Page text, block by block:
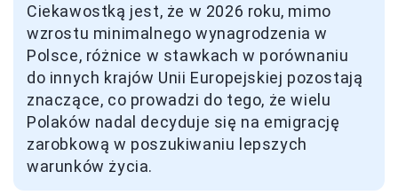
Ciekawostką jest, że w 2026 roku, mimo
wzrostu minimalnego wynagrodzenia w
Polsce, różnice w stawkach w porównaniu
do innych krajów Unii Europejskiej pozostają
znaczące, co prowadzi do tego, że wielu
Polaków nadal decyduje się na emigrację
zarobkową w poszukiwaniu lepszych
warunków życia.